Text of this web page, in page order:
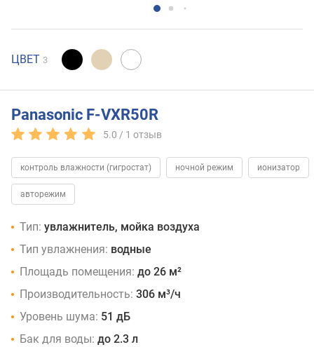
ЦВЕТ 3
Panasonic F-VXR50R
5.0 / 1 отзыв
контроль влажности (гигростат) ночной режим ионизатор
авторежим
Тип: увлажнитель, мойка воздуха
Тип увлажнения: водные
Площадь помещения: до 26 м²
Производительность: 306 м³/ч
Уровень шума: 51 дБ
Бак для воды: до 2.3 л